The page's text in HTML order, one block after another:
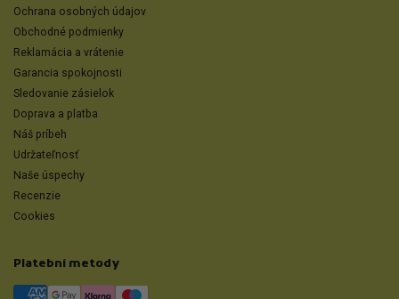
Ochrana osobných údajov
Obchodné podmienky
Reklamácia a vrátenie
Garancia spokojnosti
Sledovanie zásielok
Doprava a platba
Náš príbeh
Udržateľnosť
Naše úspechy
Recenzie
Cookies
Platební metody